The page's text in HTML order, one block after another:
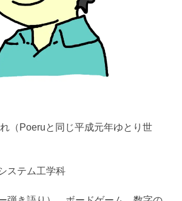
（Poeruと同じ平成元年ゆとり世
ステム工学科